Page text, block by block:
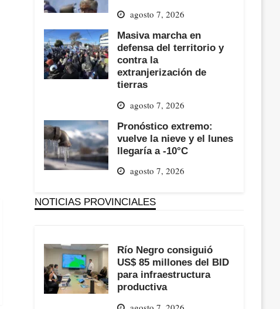
agosto 7, 2026
Masiva marcha en
defensa del territorio y
contra la
extranjerización de
tierras
agosto 7, 2026
Pronóstico extremo:
vuelve la nieve y el lunes
llegaría a -10°C
agosto 7, 2026
NOTICIAS PROVINCIALES
Río Negro consiguió
US$ 85 millones del BID
para infraestructura
productiva